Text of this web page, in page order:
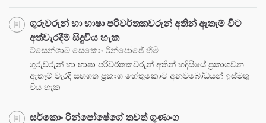
ගුරුවරුන් හා භාෂා පරිවර්තකවරුන් අතින් ඇතැම් විට
අත්වැරදීම් සිදුවිය හැක
ට්සෙන්ශාබ් සේකොං රින්පෝඡේ හිමි
ගුරුවරුන් හා භාෂා පරිවර්තකවරුන් අතින් හදිසියේ ප්‍රකාශවන
ඇතැම් වැරදි සහගත ප්‍රකාශ හේතුකොට අනවබෝධයන් ඉස්මතු
විය හැක
සර්කොං රින්පෝෂේගේ තවත් ගුණාංග